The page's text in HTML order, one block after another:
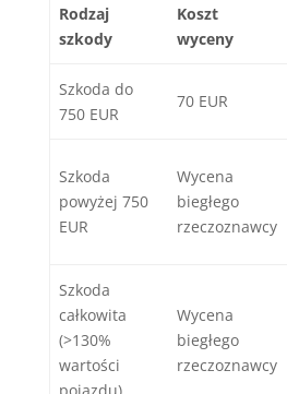
Rodzaj
szkody
Koszt
wyceny
Szkoda do
750 EUR
70 EUR
Szkoda
powyżej 750
EUR
Wycena
biegłego
rzeczoznawcy
Szkoda
całkowita
(>130%
wartości
Wycena
biegłego
rzeczoznawcy